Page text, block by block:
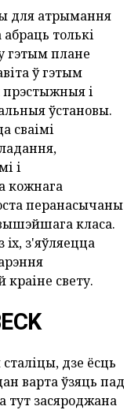
для атрымання
толькі
гэтым плане
ў гэтым
прэстыжныя і
ўстановы.
сваімі
і
кожнага
перанасычаны
класа.
iх, з'яўляецца
свету.
дзе ёсць
варта ўзяць пад
тут засяроджана